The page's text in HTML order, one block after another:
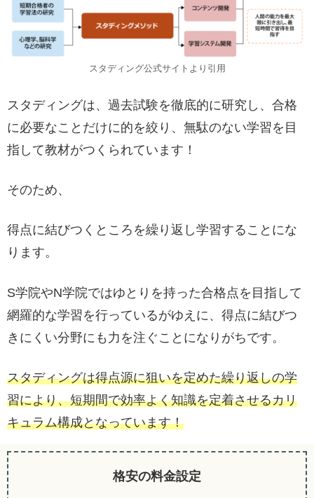
スタディング公式サイトより引用
スタディングは、過去試験を徹底的に研究し、合格
に必要なことだけに的を絞り、無駄のない学習を目
指して教材がつくられています！
そのため、
得点に結びつくところを繰り返し学習することにな
ります。
S学院やN学院ではゆとりを持った合格点を目指して
網羅的な学習を行っているがゆえに、得点に結びつ
きにくい分野にも力を注ぐことになりがちです。
スタディングは得点源に狙いを定めた繰り返しの学
習により、短期間で効率よく知識を定着させるカリ
キュラム構成となっています！
格安の料金設定